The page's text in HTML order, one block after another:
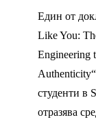
Един от
Like You:
Engineering
студенти в
отразява